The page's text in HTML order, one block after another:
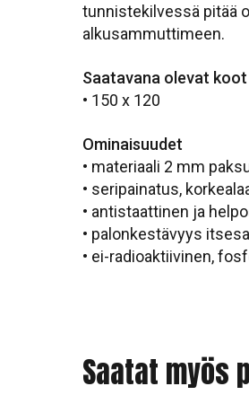
tunnistekilvessä pitää
alkusammuttimeen.
Saatavana olevat koot
• 150 x 120
Ominaisuudet
• materiaali 2 mm
• seripainatus,
• antistaattinen ja
• palonkestävyys
• ei-radioaktiivinen,
Saatat myös